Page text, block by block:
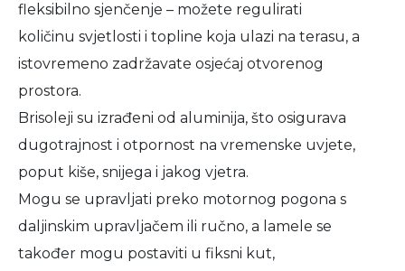
fleksibilno sjenčenje – možete regulirati
količinu svjetlosti i topline koja ulazi na terasu, a
istovremeno zadržavate osjećaj otvorenog
prostora.
Brisoleji su izrađeni od aluminija, što osigurava
dugotrajnost i otpornost na vremenske uvjete,
poput kiše, snijega i jakog vjetra.
Mogu se upravljati preko motornog pogona s
daljinskim upravljačem ili ručno, a lamele se
također mogu postaviti u fiksni kut,